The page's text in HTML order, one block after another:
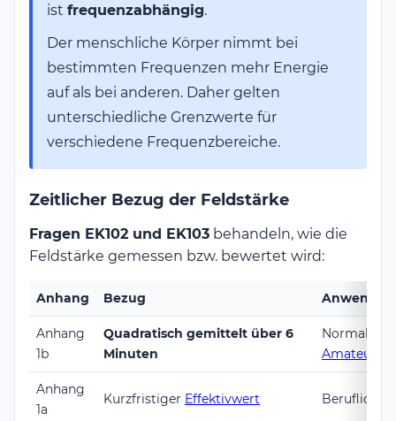
ist frequenzabhängig.
Der menschliche Körper nimmt bei
bestimmten Frequenzen mehr Energie
auf als bei anderen. Daher gelten
unterschiedliche Grenzwerte für
verschiedene Frequenzbereiche.
Zeitlicher Bezug der Feldstärke
Fragen EK102 und EK103 behandeln, wie die
Feldstärke gemessen bzw. bewertet wird:
Anhang Bezug
Anhang
1b
Quadratisch gemittelt über 6
Minuten
Normalfall
Anhang
1a
Kurzfristiger Effektivwert Berufliche